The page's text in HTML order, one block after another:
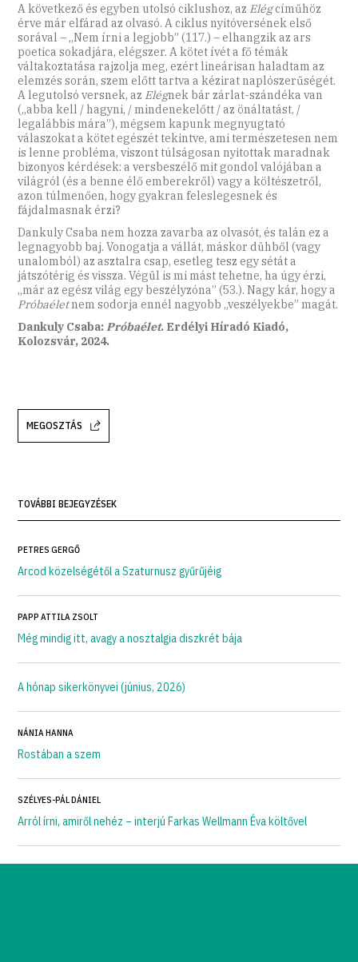
A következő és egyben utolsó ciklushoz, az Elégcíműhöz
érve már elfárad az olvasó. A ciklus nyitóversének első
sorával – „Nem írni a legjobb” (117.) – elhangzik az ars
poetica sokadjára, elégszer. A kötet ívét a fő témák
váltakoztatása rajzolja meg, ezért lineárisan haladtam az
elemzés során, szem előtt tartva a kézirat naplószerűségét.
A legutolsó versnek, az Elégnek bár zárlat-szándéka van
(„abba kell / hagyni, / mindenekelőtt / az önáltatást, /
legalábbis mára”), mégsem kapunk megnyugtató
válaszokat a kötet egészét tekintve, ami természetesen nem
is lenne probléma, viszont túlságosan nyitottak maradnak
bizonyos kérdések: a versbeszélő mit gondol valójában a
világról (és a benne élő emberekről) vagy a költészetről,
azon túlmenően, hogy gyakran feleslegesnek és
fájdalmasnak érzi?
Dankuly Csaba nem hozza zavarba az olvasót, és talán ez a
legnagyobb baj. Vonogatja a vállát, máskor dühből (vagy
unalomból) az asztalra csap, esetleg tesz egy sétát a
játszótérig és vissza. Végül is mi mást tehetne, ha úgy érzi,
„már az egész világ egy beszélyzóna” (53.). Nagy kár, hogy a
Próbaéletnem sodorja ennél nagyobb „veszélyekbe” magát.
Dankuly Csaba: Próbaélet. Erdélyi Híradó Kiadó,
Kolozsvár, 2024.
MEGOSZTÁS
TOVÁBBI BEJEGYZÉSEK
PETRES GERGŐ
Arcod közelségétől a Szaturnusz gyűrűjéig
PAPP ATTILA ZSOLT
Még mindig itt, avagy a nosztalgia diszkrét bája
A hónap sikerkönyvei (június, 2026)
NÁNIA HANNA
Rostában a szem
SZÉLYES-PÁL DÁNIEL
Arról írni, amiről nehéz – interjú Farkas Wellmann Éva költővel